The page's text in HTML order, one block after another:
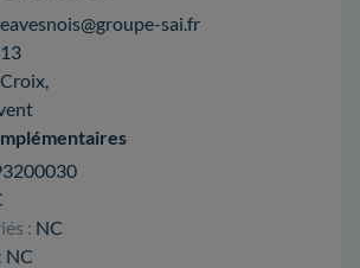
sai.fr
: NC
NC